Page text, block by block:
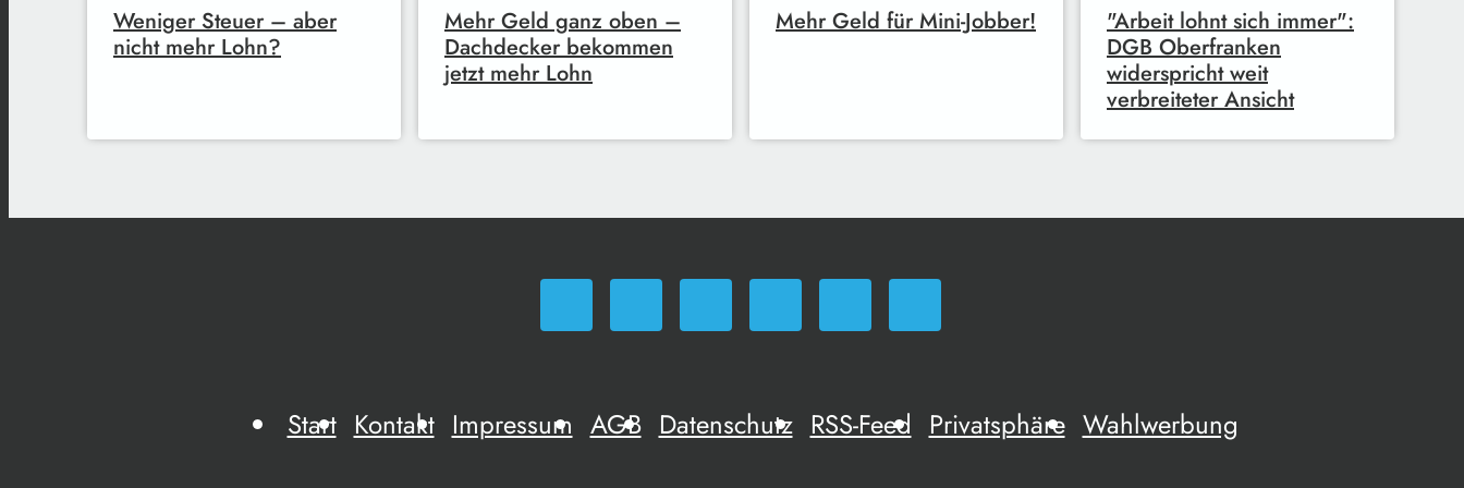
Weniger Steuer – aber
nicht mehr Lohn?
Mehr Geld ganz oben –
Dachdecker bekommen
jetzt mehr Lohn
Mehr Geld für Mini-Jobber!
"Arbeit lohnt sich immer":
DGB Oberfranken
widerspricht weit
verbreiteter Ansicht
Start Kontakt Impressum AGB Datenschutz RSS-Feed Privatsphäre Wahlwerbung